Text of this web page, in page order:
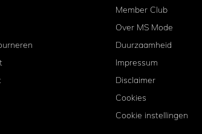
Member Club
Over MS Mode
Duurzaamheid
Impressum
Disclaimer
Cookies
Cookie instellingen